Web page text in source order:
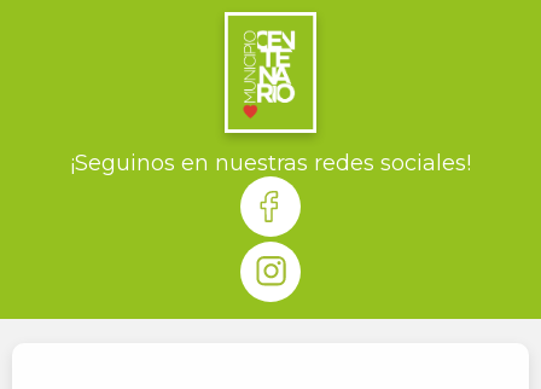
¡Seguinos en nuestras redes sociales!